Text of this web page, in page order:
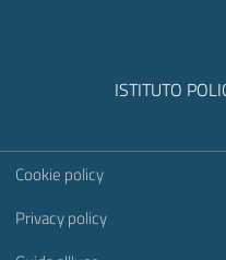
ISTITUTO
Sezione Link
Cookie policy
Privacy policy